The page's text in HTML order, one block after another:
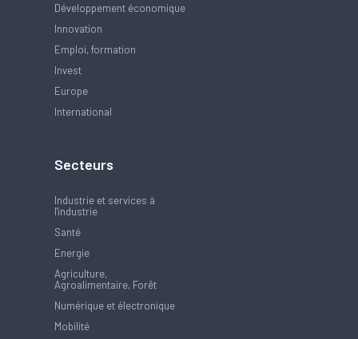
Développement économique
Innovation
Emploi, formation
Invest
Europe
International
Secteurs
Industrie et services à
l'industrie
Santé
Energie
Agriculture,
Agroalimentaire, Forêt
Numérique et électronique
Mobilité